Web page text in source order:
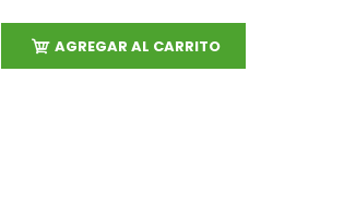
AGREGAR AL CARRITO